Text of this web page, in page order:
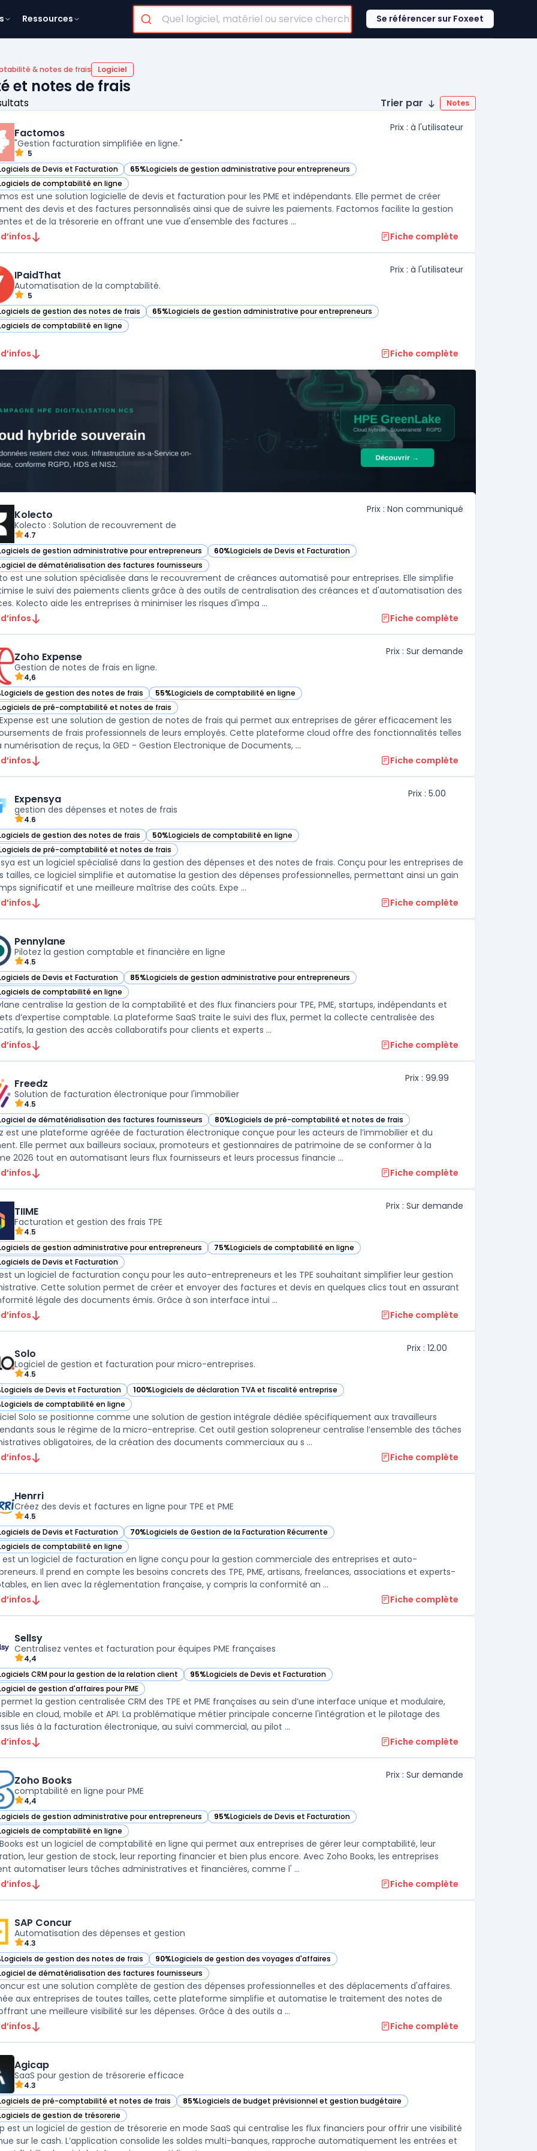
Ressources Se référencer sur Foxeet
& notes de frais Logiciel
et notes de frais
Trier par Notes
Factomos
"Gestion facturation simplifiée en ligne."
5
Prix : à l'utilisateur
de Devis et Facturation
Factomos dans cette catégorie 65%Logiciels de gestion administrative pour entrepreneurs
— voir Factomos dans cette catégorie
de comptabilité en ligne
Factomos dans cette catégorie
est une solution logicielle de devis et facturation pour les PME et indépendants. Elle permet de créer
des devis et des factures personnalisés ainsi que de suivre les paiements. Factomos facilite la gestion
et de la trésorerie en offrant une vue d'ensemble des factures ...
Fiche complète
IPaidThat
Automatisation de la comptabilité.
5
Prix : à l'utilisateur
de gestion des notes de frais
IPaidThat dans cette catégorie 65%Logiciels de gestion administrative pour entrepreneurs
— voir IPaidThat dans cette catégorie
de comptabilité en ligne
IPaidThat dans cette catégorie
Fiche complète
Kolecto
Kolecto : Solution de recouvrement de
4.7
Prix : Non communiqué
de gestion administrative pour entrepreneurs
Kolecto dans cette catégorie 60%Logiciels de Devis et Facturation
— voir Kolecto dans cette catégorie
de dématérialisation des factures fournisseurs
Kolecto dans cette catégorie
est une solution spécialisée dans le recouvrement de créances automatisé pour entreprises. Elle simplifie
le suivi des paiements clients grâce à des outils de centralisation des créances et d'automatisation des
Kolecto aide les entreprises à minimiser les risques d'impa ...
Fiche complète
Zoho Expense
Gestion de notes de frais en ligne.
4,6
Prix : Sur demande
Logiciels de gestion des notes de frais
Zoho Expense dans cette catégorie 55%Logiciels de comptabilité en ligne
— voir Zoho Expense dans cette catégorie
de pré-comptabilité et notes de frais
Zoho Expense dans cette catégorie
est une solution de gestion de notes de frais qui permet aux entreprises de gérer efficacement les
de frais professionnels de leurs employés. Cette plateforme cloud offre des fonctionnalités telles
que la numérisation de reçus, la GED - Gestion Electronique de Documents, ...
Fiche complète
Expensya
gestion des dépenses et notes de frais
4.6
Prix : 5.00
de gestion des notes de frais
Expensya dans cette catégorie 50%Logiciels de comptabilité en ligne
— voir Expensya dans cette catégorie
de pré-comptabilité et notes de frais
Expensya dans cette catégorie
est un logiciel spécialisé dans la gestion des dépenses et des notes de frais. Conçu pour les entreprises de
tailles, ce logiciel simplifie et automatise la gestion des dépenses professionnelles, permettant ainsi un gain
significatif et une meilleure maîtrise des coûts. Expe ...
Fiche complète
Pennylane
Pilotez la gestion comptable et financière en ligne
4.5
de Devis et Facturation
Pennylane dans cette catégorie 85%Logiciels de gestion administrative pour entrepreneurs
— voir Pennylane dans cette catégorie
de comptabilité en ligne
Pennylane dans cette catégorie
centralise la gestion de la comptabilité et des flux financiers pour TPE, PME, startups, indépendants et
d’expertise comptable. La plateforme SaaS traite le suivi des flux, permet la collecte centralisée des
la gestion des accès collaboratifs pour clients et experts ...
Fiche complète
Freedz
Solution de facturation électronique pour l'immobilier
4.5
Prix : 99.99
de dématérialisation des factures fournisseurs
Freedz dans cette catégorie 80%Logiciels de pré-comptabilité et notes de frais
— voir Freedz dans cette catégorie
est une plateforme agréée de facturation électronique conçue pour les acteurs de l’immobilier et du
Elle permet aux bailleurs sociaux, promoteurs et gestionnaires de patrimoine de se conformer à la
2026 tout en automatisant leurs flux fournisseurs et leurs processus financie ...
Fiche complète
TIIME
Facturation et gestion des frais TPE
4.5
Prix : Sur demande
de gestion administrative pour entrepreneurs
TIIME dans cette catégorie 75%Logiciels de comptabilité en ligne
— voir TIIME dans cette catégorie
de Devis et Facturation
TIIME dans cette catégorie
est un logiciel de facturation conçu pour les auto-entrepreneurs et les TPE souhaitant simplifier leur gestion
Cette solution permet de créer et envoyer des factures et devis en quelques clics tout en assurant
légale des documents émis. Grâce à son interface intui ...
Fiche complète
Solo
Logiciel de gestion et facturation pour micro-entreprises.
4.5
Prix : 12.00
Logiciels de Devis et Facturation
Solo dans cette catégorie 100%Logiciels de déclaration TVA et fiscalité entreprise
— voir Solo dans cette catégorie
Logiciels de comptabilité en ligne
Solo dans cette catégorie
Solo se positionne comme une solution de gestion intégrale dédiée spécifiquement aux travailleurs
sous le régime de la micro-entreprise. Cet outil gestion solopreneur centralise l’ensemble des tâches
obligatoires, de la création des documents commerciaux au s ...
Fiche complète
Henrri
Créez des devis et factures en ligne pour TPE et PME
4.5
de Devis et Facturation
Henrri dans cette catégorie 70%Logiciels de Gestion de la Facturation Récurrente
— voir Henrri dans cette catégorie
de comptabilité en ligne
Henrri dans cette catégorie
est un logiciel de facturation en ligne conçu pour la gestion commerciale des entreprises et auto-
Il prend en compte les besoins concrets des TPE, PME, artisans, freelances, associations et experts-
en lien avec la réglementation française, y compris la conformité an ...
Fiche complète
Sellsy
Centralisez ventes et facturation pour équipes PME françaises
4,4
CRM pour la gestion de la relation client
Sellsy dans cette catégorie 95%Logiciels de Devis et Facturation
— voir Sellsy dans cette catégorie
de gestion d'affaires pour PME
Sellsy dans cette catégorie
permet la gestion centralisée CRM des TPE et PME françaises au sein d’une interface unique et modulaire,
en cloud, mobile et API. La problématique métier principale concerne l'intégration et le pilotage des
liés à la facturation électronique, au suivi commercial, au pilot ...
Fiche complète
Zoho Books
comptabilité en ligne pour PME
4,4
Prix : Sur demande
de gestion administrative pour entrepreneurs
Zoho Books dans cette catégorie 95%Logiciels de Devis et Facturation
— voir Zoho Books dans cette catégorie
de comptabilité en ligne
Zoho Books dans cette catégorie
est un logiciel de comptabilité en ligne qui permet aux entreprises de gérer leur comptabilité, leur
leur gestion de stock, leur reporting financier et bien plus encore. Avec Zoho Books, les entreprises
automatiser leurs tâches administratives et financières, comme l' ...
Fiche complète
SAP Concur
Automatisation des dépenses et gestion
4.3
Logiciels de gestion des notes de frais
SAP Concur dans cette catégorie 90%Logiciels de gestion des voyages d'affaires
— voir SAP Concur dans cette catégorie
de dématérialisation des factures fournisseurs
SAP Concur dans cette catégorie
est une solution complète de gestion des dépenses professionnelles et des déplacements d'affaires.
aux entreprises de toutes tailles, cette plateforme simplifie et automatise le traitement des notes de
une meilleure visibilité sur les dépenses. Grâce à des outils a ...
Fiche complète
Agicap
SaaS pour gestion de trésorerie efficace
4.3
de pré-comptabilité et notes de frais
Agicap dans cette catégorie 85%Logiciels de budget prévisionnel et gestion budgétaire
— voir Agicap dans cette catégorie
de gestion de trésorerie
Agicap dans cette catégorie
est un logiciel de gestion de trésorerie en mode SaaS qui centralise les flux financiers pour offrir une visibilité
sur le cash. L’application consolide les soldes multi-banques, rapproche automatiquement les entrées et